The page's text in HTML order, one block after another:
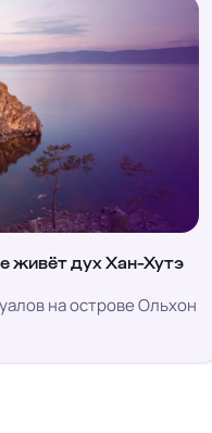
живёт дух Хан-Хутэ
на острове Ольхон